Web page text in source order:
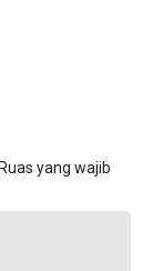
Ruas yang wajib